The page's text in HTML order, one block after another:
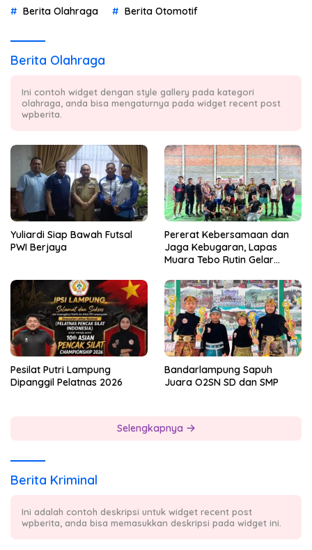
Berita Olahraga Berita Otomotif
Berita Olahraga
Ini contoh widget dengan style gallery pada kategori
olahraga, anda bisa mengaturnya pada widget recent post
wpberita.
Yuliardi Siap Bawah Futsal
PWI Berjaya
Pererat Kebersamaan dan
Jaga Kebugaran, Lapas
Muara Tebo Rutin Gelar
Pesilat Putri Lampung
Dipanggil Pelatnas 2026
Bandarlampung Sapuh
Juara O2SN SD dan SMP
Selengkapnya
Berita Kriminal
Ini adalah contoh deskripsi untuk widget recent post
wpberita, anda bisa memasukkan deskripsi pada widget ini.